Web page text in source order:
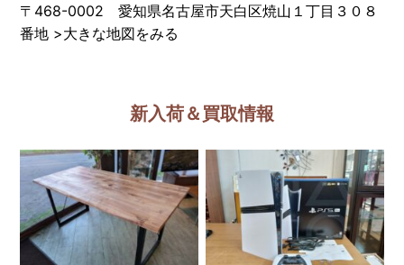
〒468-0002 愛知県名古屋市天白区焼山１丁目３０８
番地 >大きな地図をみる
新入荷＆買取情報